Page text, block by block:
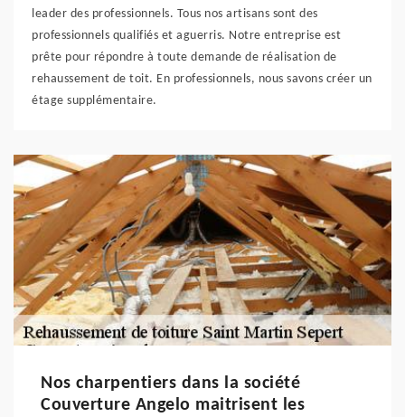
leader des professionnels. Tous nos artisans sont des
professionnels qualifiés et aguerris. Notre entreprise est
prête pour répondre à toute demande de réalisation de
rehaussement de toit. En professionnels, nous savons créer un
étage supplémentaire.
Nos charpentiers dans la société
Couverture Angelo maitrisent les